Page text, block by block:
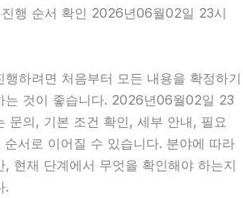
행 순서 확인 2026년06월02일 23시
하려면 처음부터 모든 내용을 확정하기
는 것이 좋습니다. 2026년06월02일 23
문의, 기본 조건 확인, 세부 안내, 필요
서로 이어질 수 있습니다. 분야에 따라
현재 단계에서 무엇을 확인해야 하는지
.